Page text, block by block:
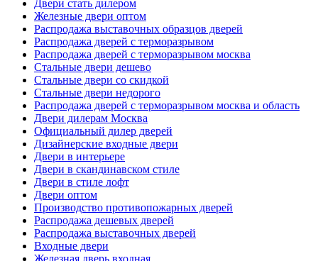
Двери стать дилером
Железные двери оптом
Распродажа выставочных образцов дверей
Распродажа дверей с терморазрывом
Распродажа дверей с терморазрывом москва
Стальные двери дешево
Стальные двери со скидкой
Стальные двери недорого
Распродажа дверей с терморазрывом москва и область
Двери дилерам Москва
Официальный дилер дверей
Дизайнерские входные двери
Двери в интерьере
Двери в скандинавском стиле
Двери в стиле лофт
Двери оптом
Производство противопожарных дверей
Распродажа дешевых дверей
Распродажа выставочных дверей
Входные двери